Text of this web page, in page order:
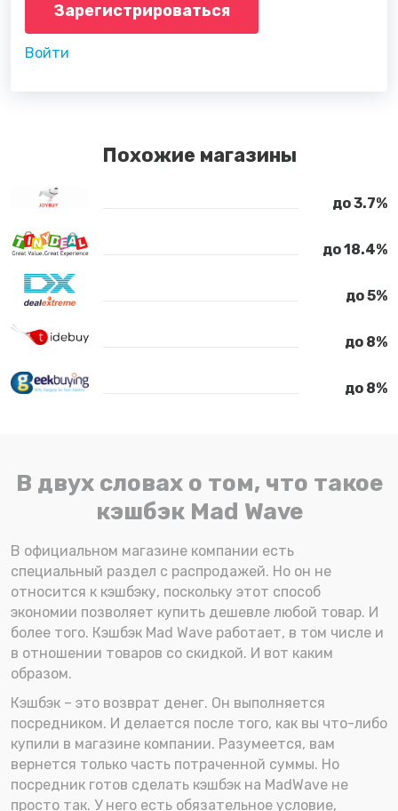
Зарегистрироваться
Войти
Похожие магазины
до 3.7%
до 18.4%
до 5%
до 8%
до 8%
В двух словах о том, что такое
кэшбэк Mad Wave
В официальном магазине компании есть
специальный раздел с распродажей. Но он не
относится к кэшбэку, поскольку этот способ
экономии позволяет купить дешевле любой товар. И
более того. Кэшбэк Mad Wave работает, в том числе и
в отношении товаров со скидкой. И вот каким
образом.
Кэшбэк – это возврат денег. Он выполняется
посредником. И делается после того, как вы что-либо
купили в магазине компании. Разумеется, вам
вернется только часть потраченной суммы. Но
посредник готов сделать кэшбэк на MadWave не
просто так. У него есть обязательное условие,